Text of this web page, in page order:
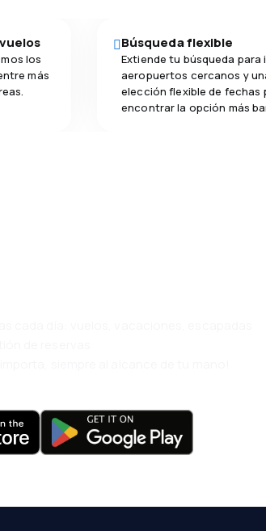
los
más
Búsqueda flexible
Extiende tu búsqueda para
aeropuertos cercanos y
elección flexible de fechas
encontrar la opción más